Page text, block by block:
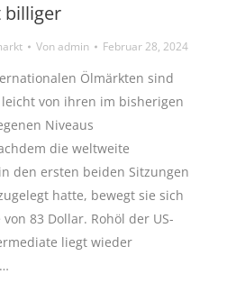
billiger
Vonadmin Februar 28, 2024
Ölmärkten sind
von ihren im bisherigen
Niveaus
die weltweite
den ersten beiden Sitzungen
hatte, bewegt sie sich
83 Dollar. Rohöl der US-
liegt wieder